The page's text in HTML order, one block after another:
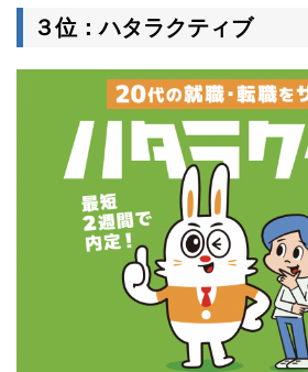
３位：ハタラクティブ